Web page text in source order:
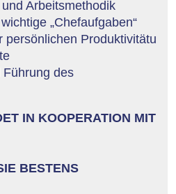
Arbeitsmethodik
„Chefaufgaben“
persönlichen Produktivitätu
des
IN KOOPERATION MIT
BESTENS